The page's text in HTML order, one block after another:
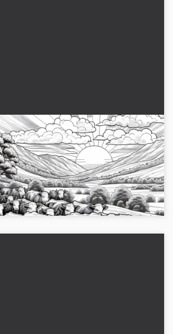
Kuhflokk går gennem
landskabet: Detaljeret malebog
(Gratis)
Opdag den detaljerede malebog med en
kvæghorde gennem et landskab.
Download billedet gratis!...